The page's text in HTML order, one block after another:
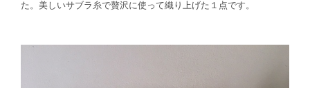
た。美しいサブラ糸で贅沢に使って織り上げた１点です。